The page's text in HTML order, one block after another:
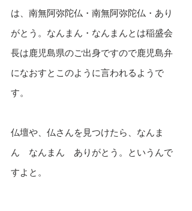
は、南無阿弥陀仏・南無阿弥陀仏・あり
がとう。なんまん・なんまんとは稲盛会
長は鹿児島県のご出身ですので鹿児島弁
になおすとこのように言われるようで
す。
仏壇や、仏さんを見つけたら、なんま
ん　なんまん　ありがとう。というんで
すよと。